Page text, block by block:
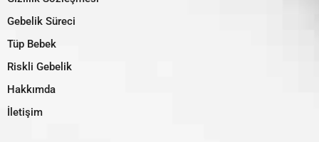
Gebelik Süreci
Tüp Bebek
Riskli Gebelik
Hakkımda
İletişim